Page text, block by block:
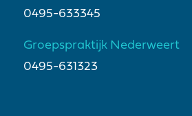
0495-633345
Groepspraktijk Nederweert
0495-631323